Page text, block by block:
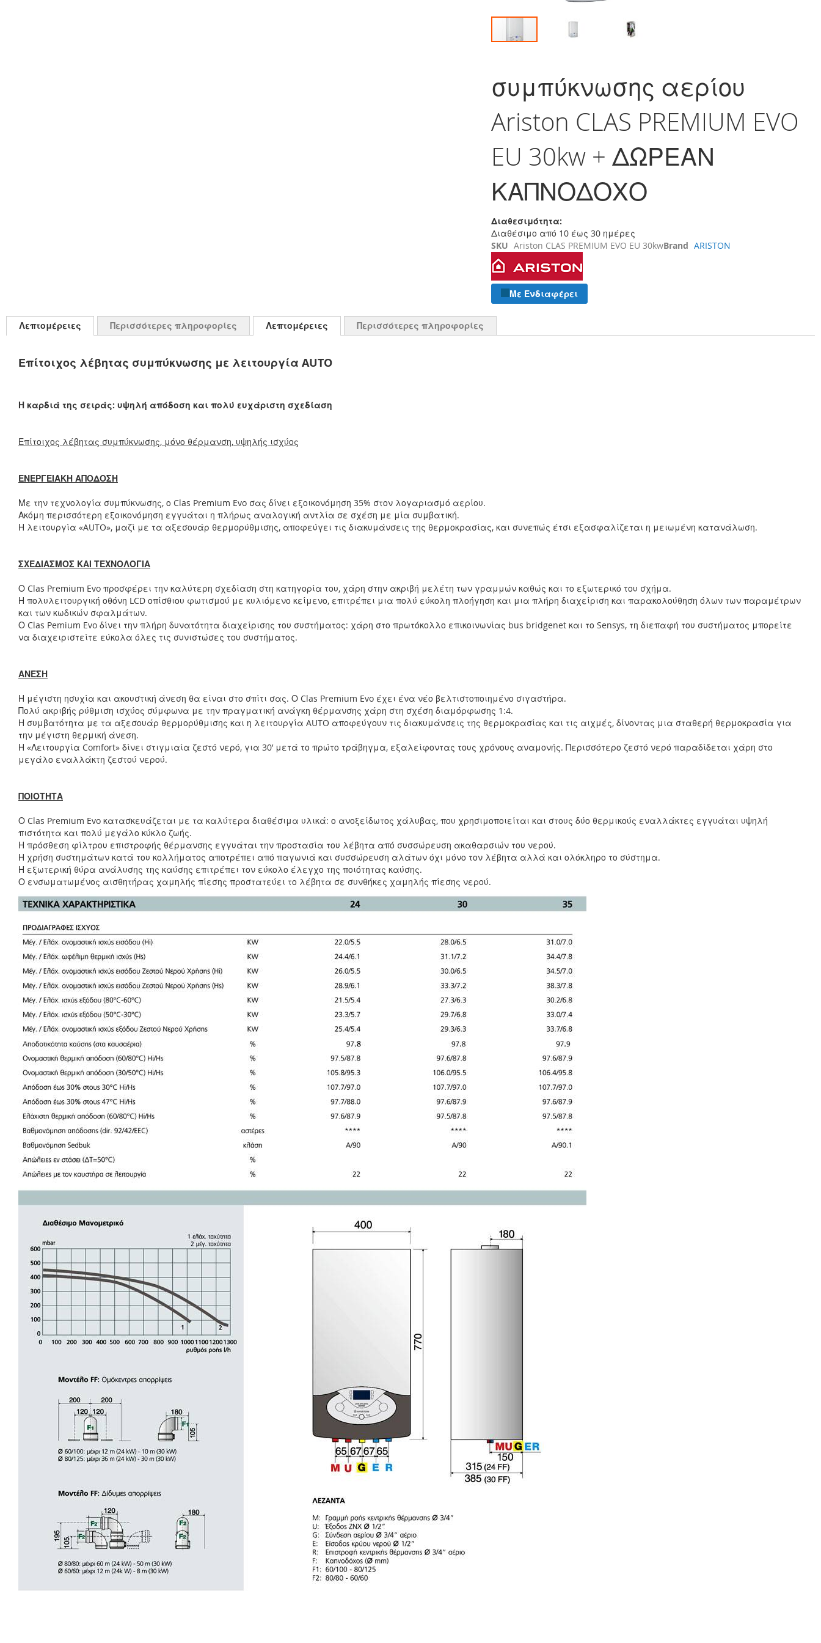
αρχή
της
εικόνων
συμπύκνωσης αερίου
Ariston CLAS PREMIUM EVO
EU 30kw + ΔΩΡΕΑΝ
ΚΑΠΝΟΔΟΧΟ
Διαθεσιμότητα:
Διαθέσιμο από 10 έως 30 ημέρες
SKU Ariston CLAS PREMIUM EVO EU 30kwBrand ARISTON
Με Ενδιαφέρει
Λεπτομέρειες Περισσότερες πληροφορίες Λεπτομέρειες
Επίτοιχος λέβητας συμπύκνωσης με λειτουργία AUTO
Η καρδιά της σειράς: υψηλή απόδοση και πολύ ευχάριστη σχεδίαση
Επίτοιχος λέβητας συμπύκνωσης, μόνο θέρμανση, υψηλής ισχύος
ΕΝΕΡΓΕΙΑΚΗ ΑΠΟΔΟΣΗ
Με την τεχνολογία συμπύκνωσης, ο Clas Premium Evo σας δίνει εξοικονόμηση 35% στον λογαριασμό αερίου.
Ακόμη περισσότερη εξοικονόμηση εγγυάται η πλήρως αναλογική αντλία σε σχέση με μία συμβατική.
Η λειτουργία «AUTO», μαζί με τα αξεσουάρ θερμορύθμισης, αποφεύγει τις διακυμάνσεις της θερμοκρασίας, και συνεπώς έτσι εξασφαλίζεται η μειωμένη κατανάλωση.
ΣΧΕΔΙΑΣΜΟΣ ΚΑΙ ΤΕΧΝΟΛΟΓΙΑ
Ο Clas Premium Evo προσφέρει την καλύτερη σχεδίαση στη κατηγορία του, χάρη στην ακριβή μελέτη των γραμμών καθώς και το εξωτερικό του σχήμα.
Η πολυλειτουργική οθόνη LCD οπίσθιου φωτισμού με κυλιόμενο κείμενο, επιτρέπει μια πολύ εύκολη πλοήγηση και μια πλήρη διαχείριση και παρακολούθηση όλων των παραμέτρων
και των κωδικών σφαλμάτων.
Ο Clas Pemium Evo δίνει την πλήρη δυνατότητα διαχείρισης του συστήματος: χάρη στο πρωτόκολλο επικοινωνίας bus bridgenet και το Sensys, τη διεπαφή του συστήματος μπορείτε
να διαχειριστείτε εύκολα όλες τις συνιστώσες του συστήματος.
ΑΝΕΣΗ
Η μέγιστη ησυχία και ακουστική άνεση θα είναι στο σπίτι σας. Ο Clas Premium Evo έχει ένα νέο βελτιστοποιημένο σιγαστήρα.
Πολύ ακριβής ρύθμιση ισχύος σύμφωνα με την πραγματική ανάγκη θέρμανσης χάρη στη σχέση διαμόρφωσης 1:4.
Η συμβατότητα με τα αξεσουάρ θερμορύθμισης και η λειτουργία AUTO αποφεύγουν τις διακυμάνσεις της θερμοκρασίας και τις αιχμές, δίνοντας μια σταθερή θερμοκρασία για
την μέγιστη θερμική άνεση.
Η «Λειτουργία Comfort» δίνει στιγμιαία ζεστό νερό, για 30’ μετά το πρώτο τράβηγμα, εξαλείφοντας τους χρόνους αναμονής. Περισσότερο ζεστό νερό παραδίδεται χάρη στο
μεγάλο εναλλάκτη ζεστού νερού.
ΠΟΙΟΤΗΤΑ
Ο Clas Premium Evo κατασκευάζεται με τα καλύτερα διαθέσιμα υλικά: ο ανοξείδωτος χάλυβας, που χρησιμοποιείται και στους δύο θερμικούς εναλλάκτες εγγυάται υψηλή
πιστότητα και πολύ μεγάλο κύκλο ζωής.
Η πρόσθεση φίλτρου επιστροφής θέρμανσης εγγυάται την προστασία του λέβητα από συσσώρευση ακαθαρσιών του νερού.
Η χρήση συστημάτων κατά του κολλήματος αποτρέπει από παγωνιά και συσσώρευση αλάτων όχι μόνο τον λέβητα αλλά και ολόκληρο το σύστημα.
Η εξωτερική θύρα ανάλυσης της καύσης επιτρέπει τον εύκολο έλεγχο της ποιότητας καύσης.
Ο ενσωματωμένος αισθητήρας χαμηλής πίεσης προστατεύει το λέβητα σε συνθήκες χαμηλής πίεσης νερού.
Περισσότερες πληροφορίες